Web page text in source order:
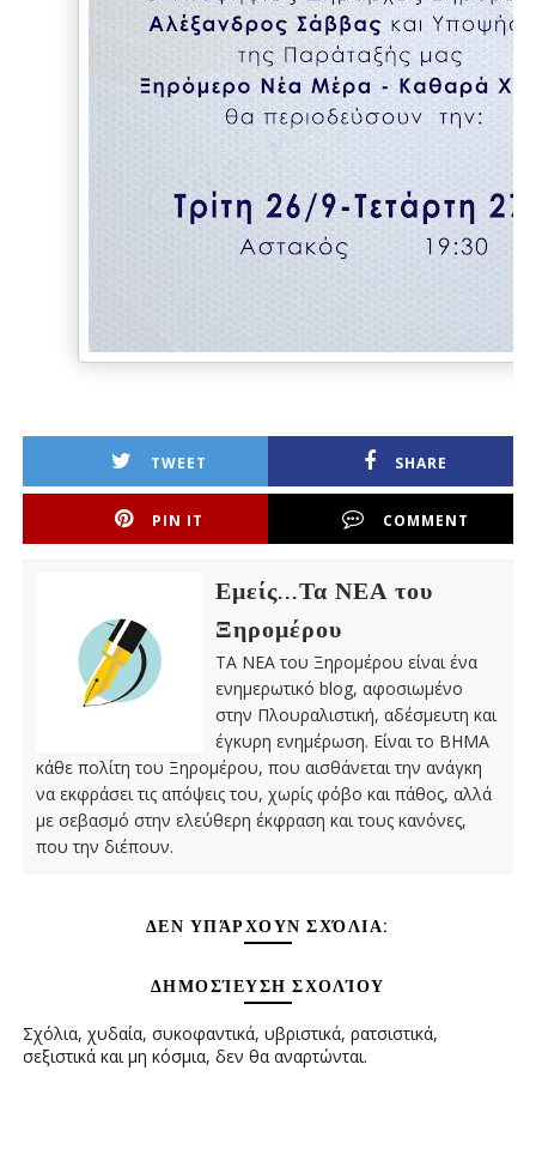
TWEET SHARE
PIN IT COMMENT
Εμείς...Τα ΝΕΑ του
Ξηρομέρου
ΤΑ ΝΕΑ του Ξηρομέρου είναι ένα
ενημερωτικό blog, αφοσιωμένο
στην Πλουραλιστική, αδέσμευτη και
έγκυρη ενημέρωση. Είναι το ΒΗΜΑ
κάθε πολίτη του Ξηρομέρου, που αισθάνεται την ανάγκη
να εκφράσει τις απόψεις του, χωρίς φόβο και πάθος, αλλά
με σεβασμό στην ελεύθερη έκφραση και τους κανόνες,
που την διέπουν.
ΔΕΝ ΥΠΆΡΧΟΥΝ ΣΧΌΛΙΑ:
ΔΗΜΟΣΊΕΥΣΗ ΣΧΟΛΊΟΥ
Σχόλια, χυδαία, συκοφαντικά, υβριστικά, ρατσιστικά,
σεξιστικά και μη κόσμια, δεν θα αναρτώνται.